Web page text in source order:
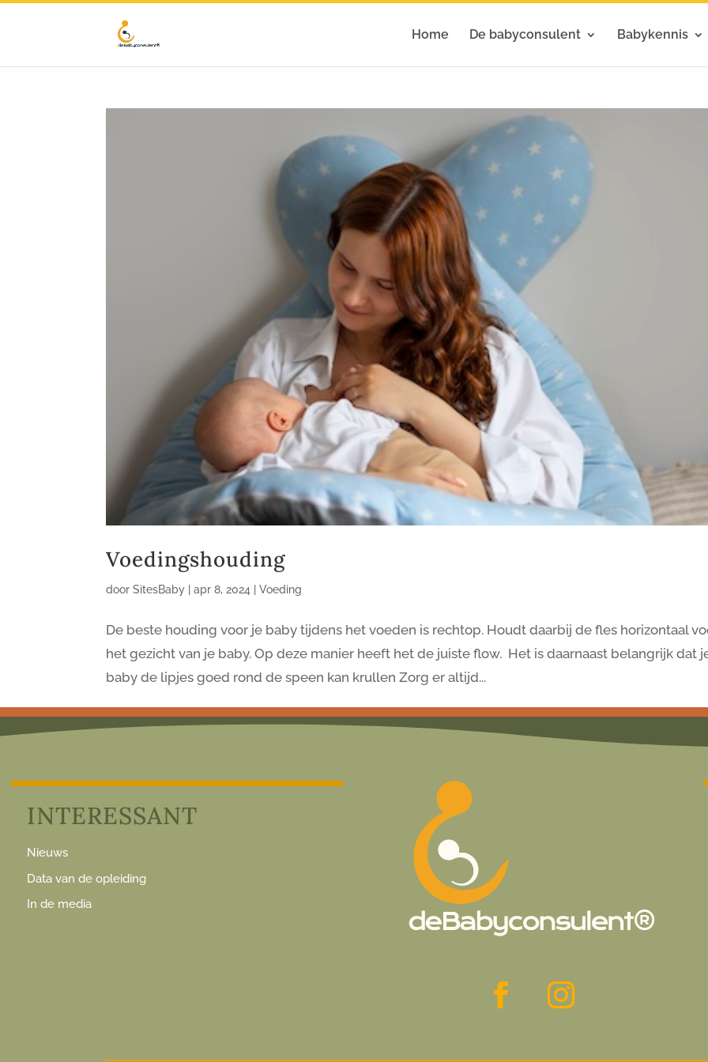
Home De babyconsulent Babykennis
Voedingshouding
doorSitesBaby |apr 8, 2024 |Voeding
De beste houding voor je baby tijdens het voeden is rechtop. Houdt daarbij de fles horizontaal
het gezicht van je baby. Op deze manier heeft het de juiste flow. Het is daarnaast belangrijk dat
baby de lipjes goed rond de speen kan krullen Zorg er altijd...
INTERESSANT
Nieuws
Data van de opleiding
In de media